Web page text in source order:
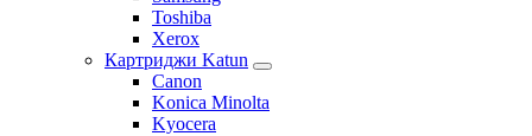
Toshiba
Xerox
Картриджи Katun
Canon
Konica Minolta
Kyocera